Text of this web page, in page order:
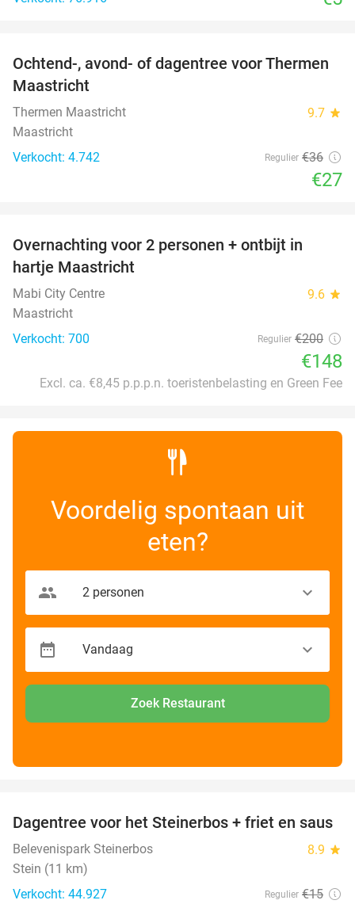
25%
Ochtend-, avond- of dagentree voor Thermen
Maastricht
Thermen Maastricht 9.7 star
Maastricht
Verkocht: 4.742
Regulier €36
€27
Overnachting voor 2 personen + ontbijt in
hartje Maastricht
Mabi City Centre 9.6 star
Maastricht
Verkocht: 700
Regulier €200
€148
Excl. ca. €8,45 p.p.p.n. toeristenbelasting en Green Fee
Voordelig spontaan uit
eten?
Zoek Restaurant
37%
Dagentree voor het Steinerbos + friet en saus
Belevenispark Steinerbos 8.9 star
Stein (11 km)
Verkocht: 44.927
Regulier €15